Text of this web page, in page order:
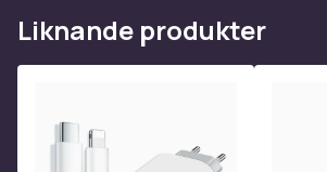
Liten och lätt – perfekt att ha
Original Samsung-tillbehör
Hög säkerhet och
Liknande produkter